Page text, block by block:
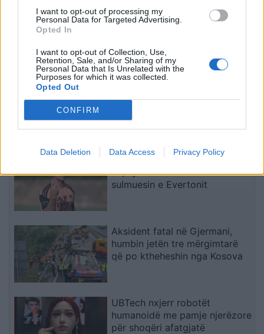
I want to opt-out of processing my
Personal Data for Targeted Advertising.
Opted In
I want to opt-out of Collection, Use,
Retention, Sale, and/or Sharing of my
Personal Data that Is Unrelated with the
Purposes for which it was collected.
Opted Out
CONFIRM
Data Deletion Data Access Privacy Policy
Trump favorizon JD
Vance si pasues të
mundshëm për zgjedhjet
presidenciale të vitit
2028, sipas “The
Të paktën 38 të vrarë dhe
Jemenit
Arsenali heq dorë nga Vinicius
Jr., synon me vendosmëri
sulmuesin e Evertonit
Aksident fatal në Gjermani,
humbin jetën tre mërgimtarë
që po ktheheshin nga Kosova
UBTech nxjerr robotët
humanoidë me pamje njerëzore
për shoqëri afatgjatë